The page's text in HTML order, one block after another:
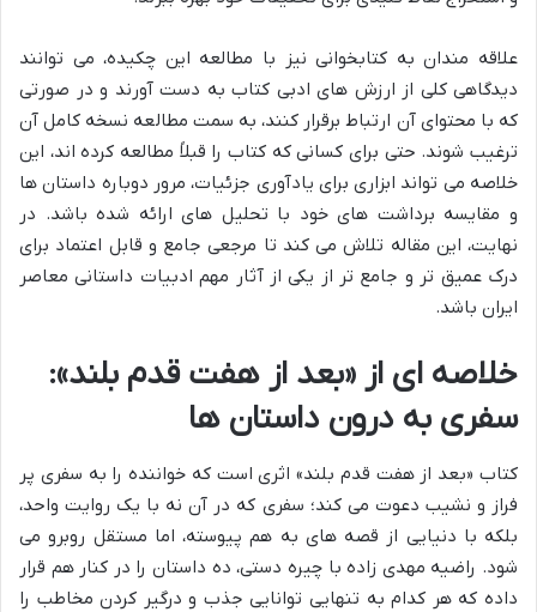
علاقه مندان به کتابخوانی نیز با مطالعه این چکیده، می توانند
دیدگاهی کلی از ارزش های ادبی کتاب به دست آورند و در صورتی
که با محتوای آن ارتباط برقرار کنند، به سمت مطالعه نسخه کامل آن
ترغیب شوند. حتی برای کسانی که کتاب را قبلاً مطالعه کرده اند، این
خلاصه می تواند ابزاری برای یادآوری جزئیات، مرور دوباره داستان ها
و مقایسه برداشت های خود با تحلیل های ارائه شده باشد. در
نهایت، این مقاله تلاش می کند تا مرجعی جامع و قابل اعتماد برای
درک عمیق تر و جامع تر از یکی از آثار مهم ادبیات داستانی معاصر
ایران باشد.
خلاصه ای از «بعد از هفت قدم بلند»:
سفری به درون داستان ها
کتاب «بعد از هفت قدم بلند» اثری است که خواننده را به سفری پر
فراز و نشیب دعوت می کند؛ سفری که در آن نه با یک روایت واحد،
بلکه با دنیایی از قصه های به هم پیوسته، اما مستقل روبرو می
شود. راضیه مهدی زاده با چیره دستی، ده داستان را در کنار هم قرار
داده که هر کدام به تنهایی توانایی جذب و درگیر کردن مخاطب را